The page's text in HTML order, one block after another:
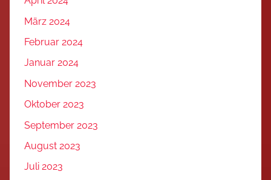
März 2024
Februar 2024
Januar 2024
November 2023
Oktober 2023
September 2023
August 2023
Juli 2023